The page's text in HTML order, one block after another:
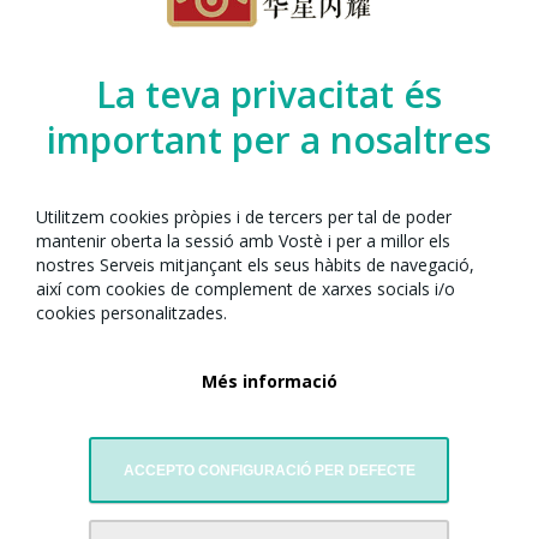
La teva privacitat és
important per a nosaltres
Utilitzem cookies pròpies i de tercers per tal de poder
mantenir oberta la sessió amb Vostè i per a millor els
nostres Serveis mitjançant els seus hàbits de navegació,
així com cookies de complement de xarxes socials i/o
cookies personalitzades.
Més informació
ACCEPTO CONFIGURACIÓ PER DEFECTE
juntament amb: